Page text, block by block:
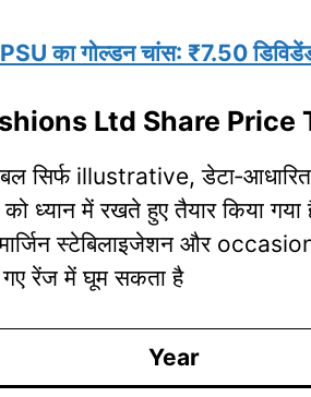
PSU का गोल्डन चांस: ₹7.50
Ltd Share
सिर्फ illustrative,
को ध्यान में रखते हुए तैयार किया
मार्जिन स्टेबिलाइजेशन और
गए रेंज में घूम सकता है
Year